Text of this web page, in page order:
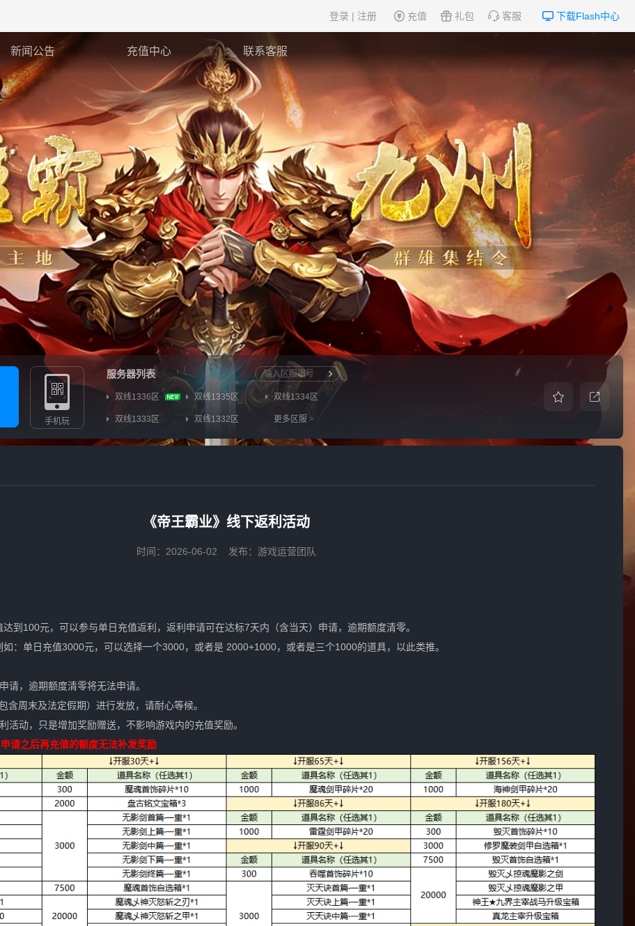
下载Flash中心
客服
礼包
充值
登录 | 注册
新闻公告 充值中心 联系客服
手机玩
服务器列表
双线1336区 双线1335区 双线1334区
双线1333区 双线1332区 更多区服 >
《帝王霸业》线下返利活动
时间：2026-06-02 发布：游戏运营团队
到100元，可以参与单日充值返利，返利申请可在达标7天内（含当天）申请，逾期额度清零。
：单日充值3000元，可以选择一个3000，或者是 2000+1000，或者是三个1000的道具，以此类推。
，逾期额度清零将无法申请。
周末及法定假期）进行发放，请耐心等候。
动，只是增加奖励赠送，不影响游戏内的充值奖励。
请之后再充值的额度无法补发奖励